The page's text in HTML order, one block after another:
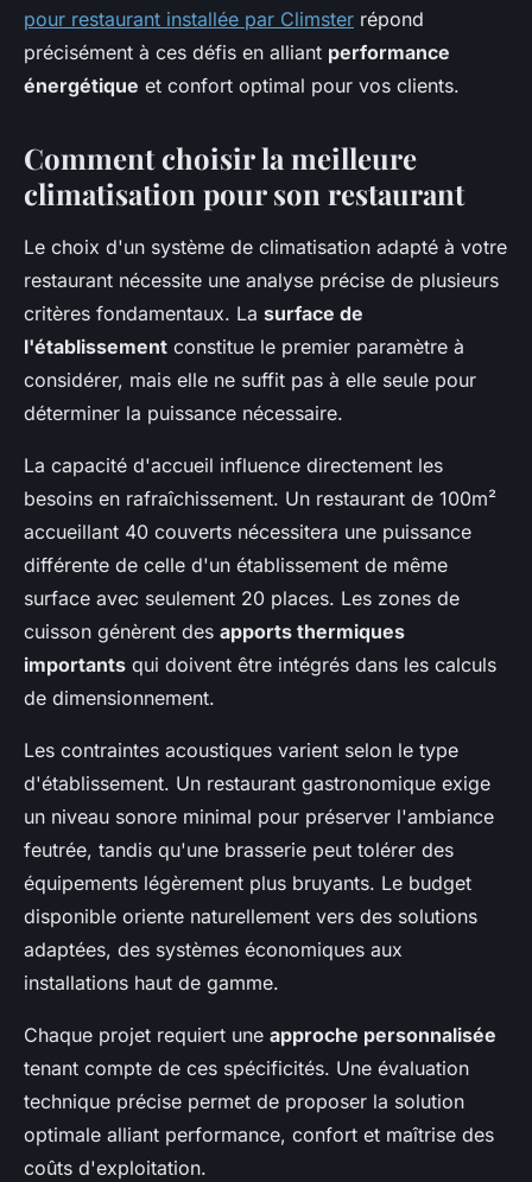
pour restaurant installée par Climster répond
précisément à ces défis en alliant performance
énergétique et confort optimal pour vos clients.
Comment choisir la meilleure
climatisation pour son restaurant
Le choix d'un système de climatisation adapté à votre
restaurant nécessite une analyse précise de plusieurs
critères fondamentaux. La surface de
l'établissement constitue le premier paramètre à
considérer, mais elle ne suffit pas à elle seule pour
déterminer la puissance nécessaire.
La capacité d'accueil influence directement les
besoins en rafraîchissement. Un restaurant de 100m²
accueillant 40 couverts nécessitera une puissance
différente de celle d'un établissement de même
surface avec seulement 20 places. Les zones de
cuisson génèrent des apports thermiques
importants qui doivent être intégrés dans les calculs
de dimensionnement.
Les contraintes acoustiques varient selon le type
d'établissement. Un restaurant gastronomique exige
un niveau sonore minimal pour préserver l'ambiance
feutrée, tandis qu'une brasserie peut tolérer des
équipements légèrement plus bruyants. Le budget
disponible oriente naturellement vers des solutions
adaptées, des systèmes économiques aux
installations haut de gamme.
Chaque projet requiert une approche personnalisée
tenant compte de ces spécificités. Une évaluation
technique précise permet de proposer la solution
optimale alliant performance, confort et maîtrise des
coûts d'exploitation.